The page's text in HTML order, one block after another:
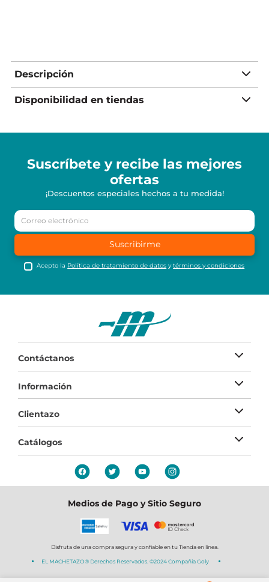
Descripción
Disponibilidad en tiendas
Suscríbete y recibe las mejores
ofertas
¡Descuentos especiales hechos a tu medida!
Suscribirme
Acepto la Política de tratamiento de datos ytérminos y condiciones
Contáctanos
Información
Clientazo
Catálogos
Medios de Pago y Sitio Seguro
Disfruta de una compra segura y confiable en tu Tienda en línea.
EL MACHETAZO® Derechos Reservados. ©2024 Compañia Goly